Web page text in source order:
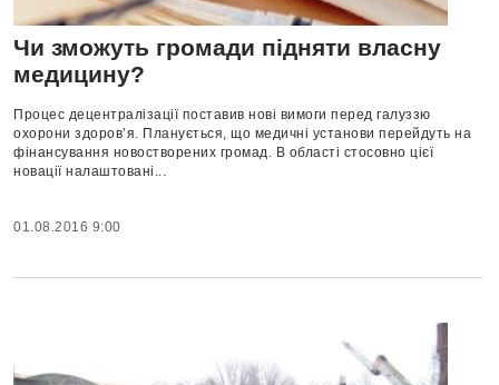
Чи зможуть громади підняти власну
медицину?
Процес децентралізації поставив нові вимоги перед галуззю
охорони здоров’я. Планується, що медичні установи перейдуть на
фінансування новостворених громад. В області стосовно цієї
новації налаштовані...
01.08.2016 9:00